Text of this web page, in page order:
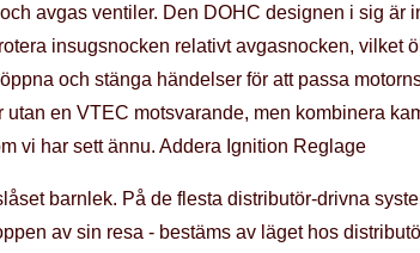
avgas ventiler. Den DOHC designen i sig är
insugsnocken relativt avgasnocken, vilket
och stänga händelser för att passa
en VTEC motsvarande, men kombinera
vi har sett ännu. Addera Ignition Reglage
barnlek. På de flesta distributör-drivna
av sin resa - bestäms av läget hos